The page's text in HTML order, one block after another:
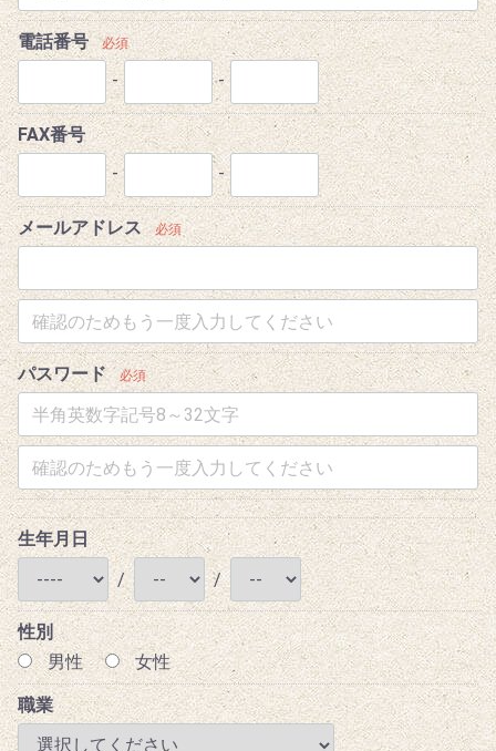
電話番号 必須
- -
FAX番号
-
-
メールアドレス 必須
パスワード 必須
生年月日
/
/
性別
男性
女性
職業